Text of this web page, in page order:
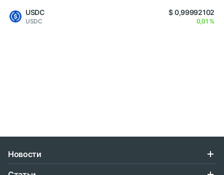
USDC
USDC
$ 0,99992102
0,01 %
Новости